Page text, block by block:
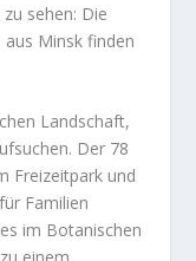
sehen: Die
Minsk finden
Landschaft,
Der 78
Freizeitpark und
Familien
im Botanischen